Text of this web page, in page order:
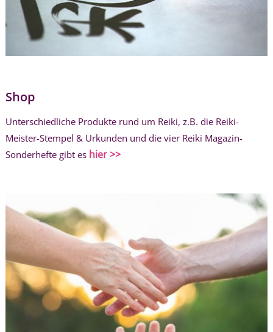
Shop
Unterschiedliche Produkte rund um Reiki, z.B. die Reiki-
Meister-Stempel & Urkunden und die vier Reiki Magazin-
Sonderhefte gibt es hier >>